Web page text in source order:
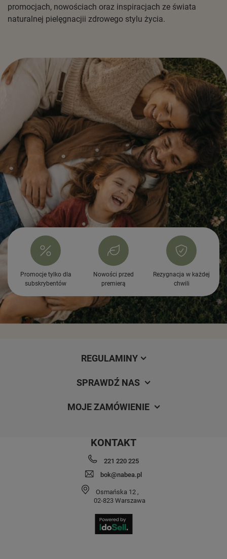
promocjach, nowościach oraz inspiracjach ze świata
naturalnej pielęgnacjii zdrowego stylu życia.
Promocje tylko dla
subskrybentów
Nowości przed
premierą
Rezygnacja w każdej
chwili
REGULAMINY
SPRAWDŹ NAS
MOJE ZAMÓWIENIE
KONTAKT
221 220 225
bok@nabea.pl
Osmańska 12 ,
02-823 Warszawa